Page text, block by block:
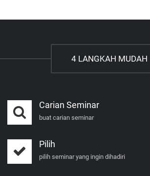
4 LANGKAH MUDAH
Carian Seminar
buat carian seminar
Pilih
pilih seminar yang ingin dihadiri